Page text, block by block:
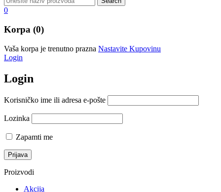
0
Korpa (0)
Vaša korpa je trenutno prazna Nastavite Kupovinu
Login
Login
Korisničko ime ili adresa e-pošte
Lozinka
Zapamti me
Proizvodi
Akcija